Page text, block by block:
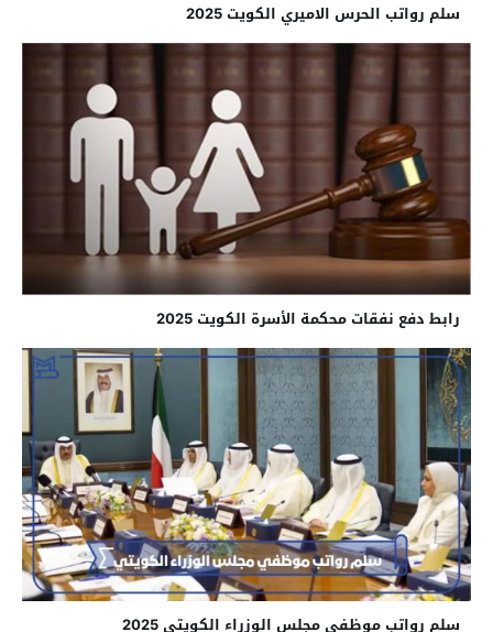
سلم رواتب الحرس الاميري الكويت 2025
رابط دفع نفقات محكمة الأسرة الكويت 2025
سلم رواتب موظفي مجلس الوزراء الكويتي 2025